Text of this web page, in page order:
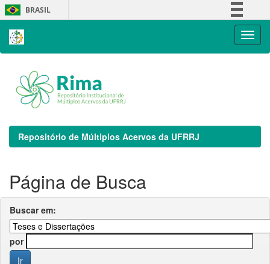
Skip
navigation
BRASIL
Repositório de Múltiplos Acervos da UFRRJ
Página de Busca
Buscar em:
por